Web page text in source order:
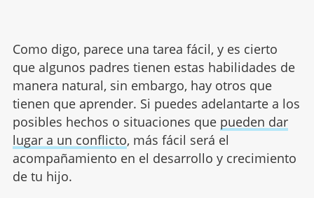
Como digo, parece una tarea fácil, y es cierto
que algunos padres tienen estas habilidades de
manera natural, sin embargo, hay otros que
tienen que aprender. Si puedes adelantarte a los
posibles hechos o situaciones que pueden dar
lugar a un conflicto, más fácil será el
acompañamiento en el desarrollo y crecimiento
de tu hijo.